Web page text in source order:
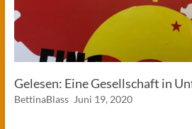
Gelesen: Eine Gesellschaft in
BettinaBlass Juni 19, 2020